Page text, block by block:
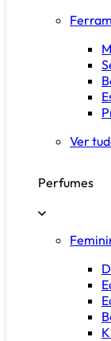
Ver
Perfumes